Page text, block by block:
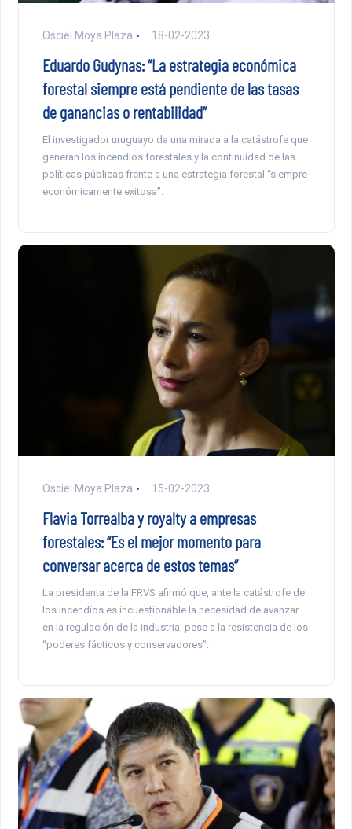
Osciel Moya Plaza 18-02-2023
Eduardo Gudynas: “La estrategia económica
forestal siempre está pendiente de las tasas
de ganancias o rentabilidad”
El investigador uruguayo da una mirada a la catástrofe que
generan los incendios forestales y la continuidad de las
políticas públicas frente a una estrategia forestal “siempre
económicamente exitosa”.
Osciel Moya Plaza 15-02-2023
Flavia Torrealba y royalty a empresas
forestales: “Es el mejor momento para
conversar acerca de estos temas”
La presidenta de la FRVS afirmó que, ante la catástrofe de
los incendios es incuestionable la necesidad de avanzar
en la regulación de la industria, pese a la resistencia de los
“poderes fácticos y conservadores”.